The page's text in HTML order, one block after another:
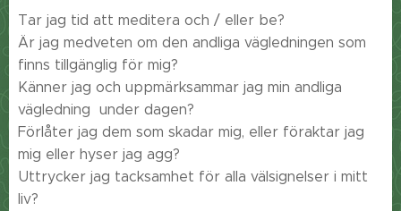
Tar jag tid att meditera och / eller be?
Är jag medveten om den andliga vägledningen som
finns tillgänglig för mig?
Känner jag och uppmärksammar jag min andliga
vägledning under dagen?
Förlåter jag dem som skadar mig, eller föraktar jag
mig eller hyser jag agg?
Uttrycker jag tacksamhet för alla välsignelser i mitt
liv?